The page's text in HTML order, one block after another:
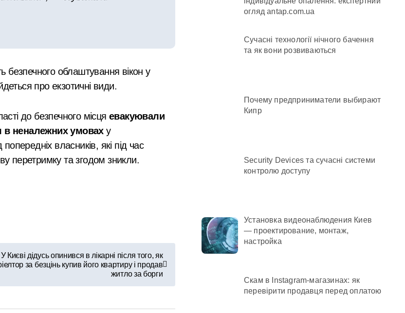
безпечного облаштування вікон у
про екзотичні види.
до безпечного місця евакуювали
в неналежних умоваху
власників, які під час
перетримку та згодом зникли.
У Києві дідусь опинився в лікарні після того, як
за безцінь купив його квартиру і продав
житло за борги
огляд antap.com.ua
Сучасні технології нічного бачення
та як вони розвиваються
Почему предприниматели выбирают
Кипр
Security Devices та сучасні системи
контролю доступу
Установка видеонаблюдения Киев
— проектирование, монтаж,
настройка
Скам в Instagram-магазинах: як
перевірити продавця перед оплатою